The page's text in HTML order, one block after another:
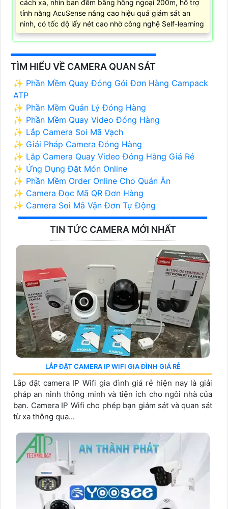
cách xa, nhìn ban đêm bằng hồng ngoại 200m, hỗ trợ
tính năng AcuSense nâng cao hiệu quả giám sát an
ninh, có tốc độ lấy nét cao nhờ công nghệ Self-learning
TÌM HIỂU VỀ CAMERA QUAN SÁT
✨ Phần Mềm Quay Đóng Gói Đơn Hàng Campack
ATP
✨ Phần Mềm Quản Lý Đóng Hàng
✨ Phần Mềm Quay Video Đóng Hàng
✨ Lắp Camera Soi Mã Vạch
✨ Giải Pháp Camera Đóng Hàng
✨ Lắp Camera Quay Video Đóng Hàng Giá Rẻ
✨ Ứng Dụng Đặt Món Online
✨ Phần Mềm Order Online Cho Quán Ăn
✨ Camera Đọc Mã QR Đơn Hàng
✨ Camera Soi Mã Vận Đơn Tự Động
TIN TỨC CAMERA MỚI NHẤT
LẮP ĐẶT CAMERA IP WIFI GIA ĐÌNH GIÁ RẺ
Lắp đặt camera IP Wifi gia đình giá rẻ hiện nay là giải
pháp an ninh thông minh và tiện ích cho ngôi nhà của
bạn. Camera IP Wifi cho phép bạn giám sát và quan sát
từ xa thông qua...